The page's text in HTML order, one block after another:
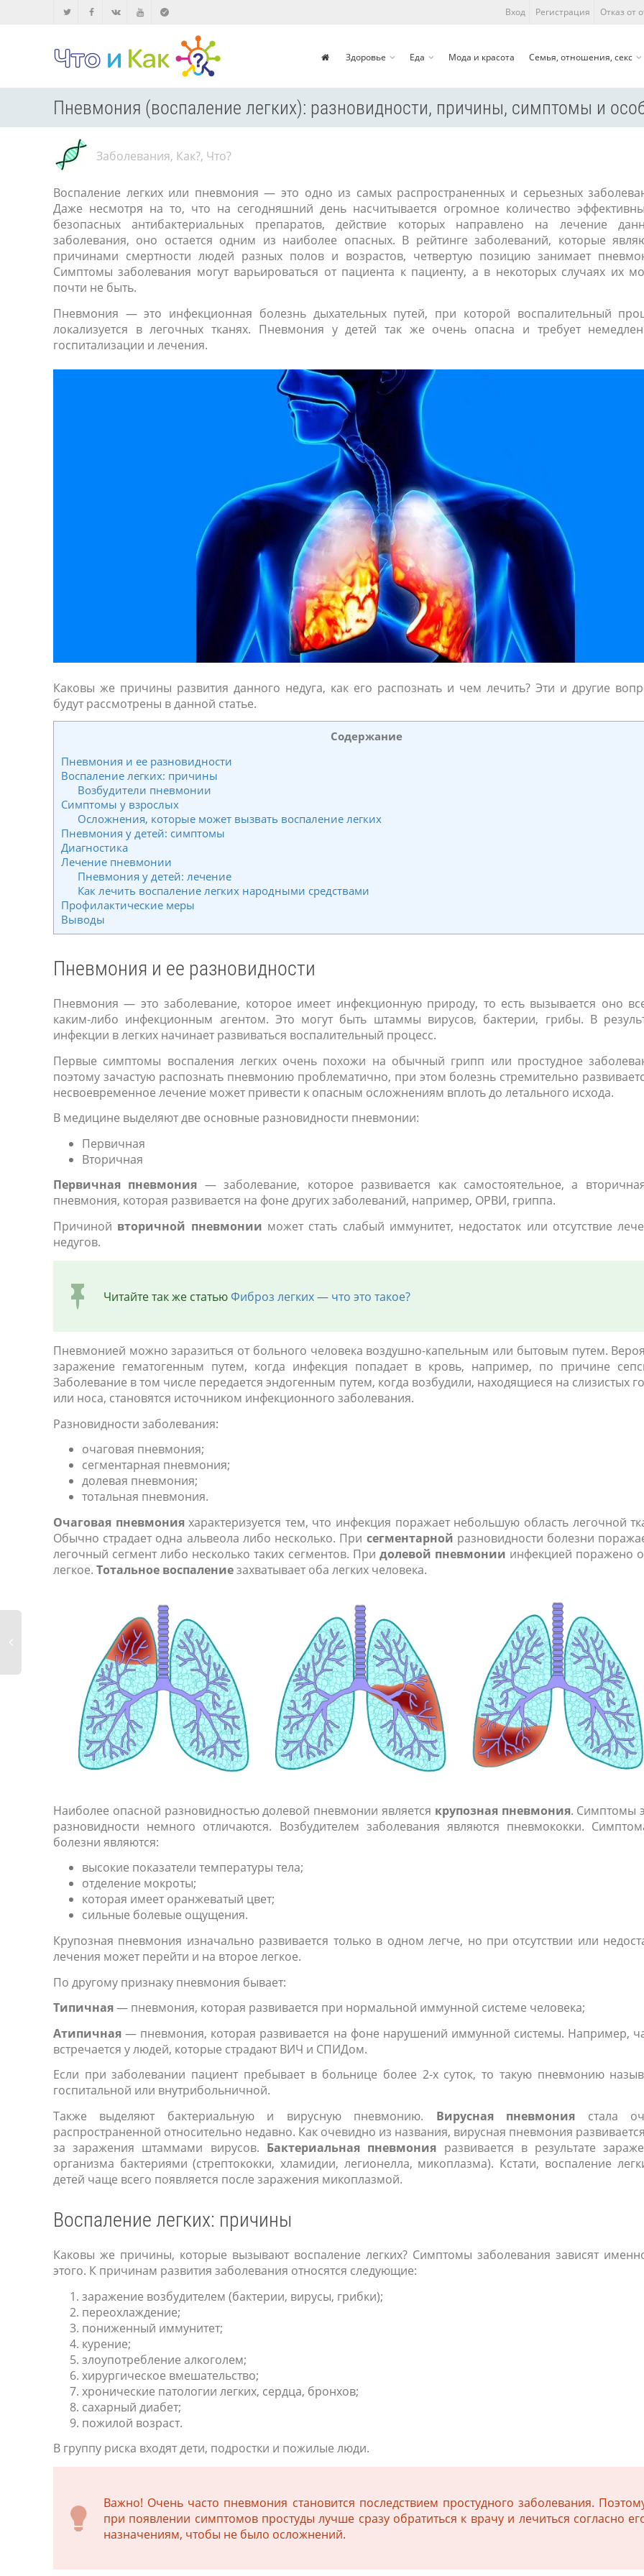
Вход Регистрация Отказ от
Здоровье Еда Мода и красота Семья, отношения, секс
Пневмония (воспаление легких): разновидности, причины, симптомы и
Заболевания, Как?, Что?
Воспаление легких или пневмония — это одно из самых распространенных и серьезных
Даже несмотря на то, что на сегодняшний день насчитывается огромное количество
безопасных антибактериальных препаратов, действие которых направлено на лечение
заболевания, оно остается одним из наиболее опасных. В рейтинге заболеваний, которые
причинами смертности людей разных полов и возрастов, четвертую позицию занимает
Симптомы заболевания могут варьироваться от пациента к пациенту, а в некоторых случаях их
почти не быть.
Пневмония — это инфекционная болезнь дыхательных путей, при которой воспалительный
локализуется в легочных тканях. Пневмония у детей так же очень опасна и требует
госпитализации и лечения.
Каковы же причины развития данного недуга, как его распознать и чем лечить? Эти и другие
будут рассмотрены в данной статье.
Содержание
Пневмония и ее разновидности
Воспаление легких: причины
Возбудители пневмонии
Симптомы у взрослых
Осложнения, которые может вызвать воспаление легких
Пневмония у детей: симптомы
Диагностика
Лечение пневмонии
Пневмония у детей: лечение
Как лечить воспаление легких народными средствами
Профилактические меры
Выводы
Пневмония и ее разновидности
Пневмония — это заболевание, которое имеет инфекционную природу, то есть вызывается оно
каким-либо инфекционным агентом. Это могут быть штаммы вирусов, бактерии, грибы. В
инфекции в легких начинает развиваться воспалительный процесс.
Первые симптомы воспаления легких очень похожи на обычный грипп или простудное
поэтому зачастую распознать пневмонию проблематично, при этом болезнь стремительно
несвоевременное лечение может привести к опасным осложнениям вплоть до летального исхода.
В медицине выделяют две основные разновидности пневмонии:
Первичная
Вторичная
Первичная пневмония — заболевание, которое развивается как самостоятельное, а
пневмония, которая развивается на фоне других заболеваний, например, ОРВИ, гриппа.
Причиной вторичной пневмонии может стать слабый иммунитет, недостаток или отсутствие
недугов.
Читайте так же статьюФиброз легких — что это такое?
Пневмонией можно заразиться от больного человека воздушно-капельным или бытовым путем.
заражение гематогенным путем, когда инфекция попадает в кровь, например, по причине
Заболевание в том числе передается эндогенным путем, когда возбудили, находящиеся на слизистых
или носа, становятся источником инфекционного заболевания.
Разновидности заболевания:
очаговая пневмония;
сегментарная пневмония;
долевая пневмония;
тотальная пневмония.
Очаговая пневмонияхарактеризуется тем, что инфекция поражает небольшую область легочной
Обычно страдает одна альвеола либо несколько. При сегментарной разновидности болезни
легочный сегмент либо несколько таких сегментов. При долевой пневмонии инфекцией поражено
легкое. Тотальное воспалениезахватывает оба легких человека.
Наиболее опасной разновидностью долевой пневмонии является крупозная пневмония. Симптомы
разновидности немного отличаются. Возбудителем заболевания являются пневмококки.
болезни являются:
высокие показатели температуры тела;
отделение мокроты;
которая имеет оранжеватый цвет;
сильные болевые ощущения.
Крупозная пневмония изначально развивается только в одном легче, но при отсутствии или
лечения может перейти и на второе легкое.
По другому признаку пневмония бывает:
Типичная— пневмония, которая развивается при нормальной иммунной системе человека;
Атипичная— пневмония, которая развивается на фоне нарушений иммунной системы. Например,
встречается у людей, которые страдают ВИЧ и СПИДом.
Если при заболевании пациент пребывает в больнице более 2-х суток, то такую пневмонию
госпитальной или внутрибольничной.
Также выделяют бактериальную и вирусную пневмонию. Вирусная пневмония стала
распространенной относительно недавно. Как очевидно из названия, вирусная пневмония
за заражения штаммами вирусов. Бактериальная пневмония развивается в результате
организма бактериями (стрептококки, хламидии, легионелла, микоплазма). Кстати, воспаление
детей чаще всего появляется после заражения микоплазмой.
Воспаление легких: причины
Каковы же причины, которые вызывают воспаление легких? Симптомы заболевания зависят
этого. К причинам развития заболевания относятся следующие:
заражение возбудителем (бактерии, вирусы, грибки);
переохлаждение;
пониженный иммунитет;
курение;
злоупотребление алкоголем;
хирургическое вмешательство;
хронические патологии легких, сердца, бронхов;
сахарный диабет;
пожилой возраст.
В группу риска входят дети, подростки и пожилые люди.
Важно! Очень часто пневмония становится последствием простудного заболевания.
при появлении симптомов простуды лучше сразу обратиться к врачу и лечиться согласно
назначениям, чтобы не было осложнений.